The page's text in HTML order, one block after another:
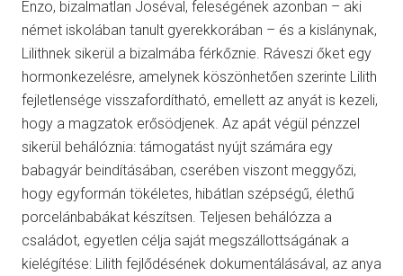
Enzo, bizalmatlan Joséval, feleségének azonban – aki
német iskolában tanult gyerekkorában – és a kislánynak,
Lilithnek sikerül a bizalmába férkőznie. Ráveszi őket egy
hormonkezelésre, amelynek köszönhetően szerinte Lilith
fejletlensége visszafordítható, emellett az anyát is kezeli,
hogy a magzatok erősödjenek. Az apát végül pénzzel
sikerül behálóznia: támogatást nyújt számára egy
babagyár beindításában, cserében viszont meggyőzi,
hogy egyformán tökéletes, hibátlan szépségű, élethű
porcelánbabákat készítsen. Teljesen behálózza a
családot, egyetlen célja saját megszállottságának a
kielégítése: Lilith fejlődésének dokumentálásával, az anya